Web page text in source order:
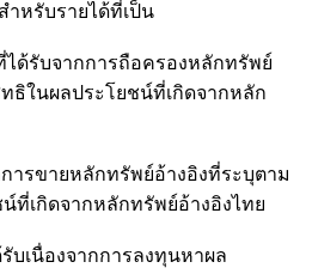
หรับรายได้ที่เป็น
ากการถือครองหลักทรัพย์
ธิในผลประโยชน์ที่เกิดจากหลัก
ยหลักทรัพย์อ้างอิงที่ระบุตาม
ที่เกิดจากหลักทรัพย์อ้างอิงไทย
งจากการลงทุนหาผล